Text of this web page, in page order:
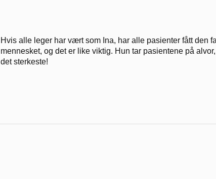
Hvis alle leger har vært som Ina, har alle pasienter fått den
mennesket, og det er like viktig. Hun tar pasientene på
det sterkeste!